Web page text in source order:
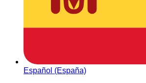
Español (España)